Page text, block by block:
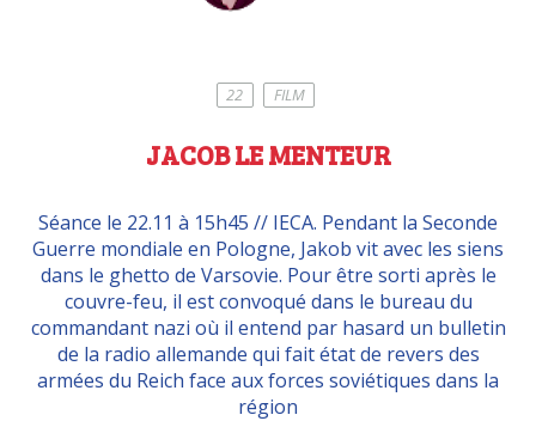
22 FILM
JACOB LE MENTEUR
Séance le 22.11 à 15h45 // IECA. Pendant la Seconde
Guerre mondiale en Pologne, Jakob vit avec les siens
dans le ghetto de Varsovie. Pour être sorti après le
couvre-feu, il est convoqué dans le bureau du
commandant nazi où il entend par hasard un bulletin
de la radio allemande qui fait état de revers des
armées du Reich face aux forces soviétiques dans la
région